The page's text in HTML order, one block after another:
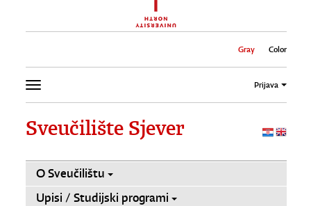
Color
Gray
Prijava
Sveučilište Sjever
O Sveučilištu
Upisi / Studijski programi